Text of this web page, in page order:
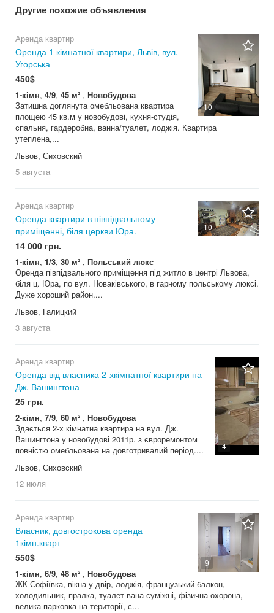
Другие похожие объявления
10
Аренда квартир
Оренда 1 кімнатної квартири, Львів, вул.
Угорська
450$
1-кімн, 4/9, 45 м² , Новобудова
Затишна доглянута омебльована квартира
площею 45 кв.м у новобудові, кухня-студія,
спальня, гардеробна, ванна/туалет, лоджія. Квартира
утеплена,...
Львов, Сиховский
5 августа
10
Аренда квартир
Оренда квартири в півпідвальному
приміщенні, біля церкви Юра.
14 000 грн.
1-кімн, 1/3, 30 м² , Польський люкс
Оренда півпідвального приміщення під житло в центрі Львова,
біля ц. Юра, по вул. Новаківського, в гарному польському люксі.
Дуже хороший район....
Львов, Галицкий
3 августа
4
Аренда квартир
Оренда від власника 2-хкімнатної квартири на
Дж. Вашингтона
25 грн.
2-кімн, 7/9, 60 м² , Новобудова
Здається 2-х кімнатна квартира на вул. Дж.
Вашингтона у новобудові 2011р. з євроремонтом
повністю омебльована на довготривалий період....
Львов, Сиховский
12 июля
9
Аренда квартир
Власник, довгострокова оренда
1кімн.кварт
550$
1-кімн, 6/9, 48 м² , Новобудова
ЖК Софіївка, вікна у двір, лоджія, французький балкон,
холодильник, пралка, туалет вана суміжні, фізична охорона,
велика парковка на території, є...